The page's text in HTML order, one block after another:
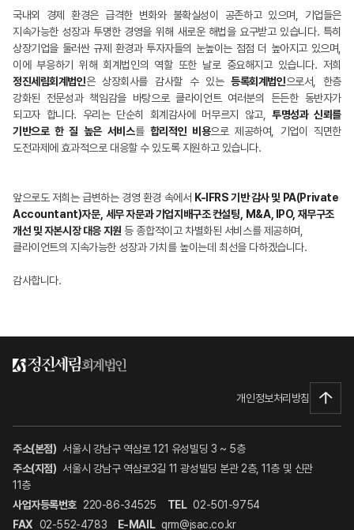
국내외 경제 환경은 급격한 변화와 불확실성이 공존하고 있으며, 기업들은
지속가능한 성장과 투명한 경영을 위해 새로운 해법을 요구받고 있습니다. 특히
상장기업을 둘러싼 규제 환경과 투자자들의 눈높이는 점점 더 높아지고 있으며,
이에 부응하기 위해 회계법인의 역할 또한 날로 중요해지고 있습니다. 저희
정진세림회계법인은 상장회사를 감사할 수 있는등록회계법인으로서, 한층
강화된 전문성과 책임감을 바탕으로 클라이언트 여러분의 든든한 동반자가
되고자 합니다. 우리는 단순히 회계감사에 머무르지 않고,투명성과 신뢰를
기반으로 한 질 높은 서비스를 합리적인 비용으로 제공하여, 기업이 직면한
도전과제에 효과적으로 대응할 수 있도록 지원하고 있습니다.
앞으로도 저희는 급변하는 경영 환경 속에서 K-IFRS 기반 감사 및 PA(Private
Accountant)자문, 세무 자문과 기업지배구조 컨설팅,
M&A, IPO, 재무구조
개선 및 자본시장 대응 지원 등 종합적이고 차별화된 서비스를 제공하며,
클라이언트의 지속가능한 성장과가치를 높이는데 최선을 다하겠습니다.
감사합니다.
개인정보처리방침
주소(본점) 서울시 강남구 역삼로 121 유성빌딩 3 ~ 5층
주소(지점) 서울시 강남구 역삼로3길 11 광성빌딩 본관 2층, 11층 및 신관
11층
사업자등록번호 220-86-34525 TEL 02-501-9754
FAX 02-552-4783 E-MAIL qrm@jsac.co.kr